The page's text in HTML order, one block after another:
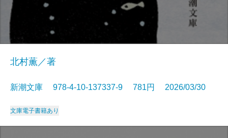
北村薫／著
新潮文庫 978-4-10-137337-9 781円 2026/03/30
文庫電子書籍あり